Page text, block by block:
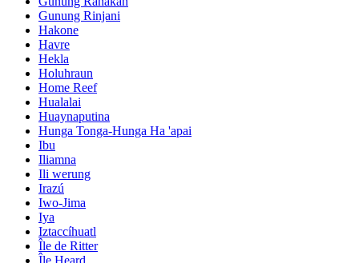
Gunung Rinjani
Hakone
Havre
Hekla
Holuhraun
Home Reef
Hualalai
Huaynaputina
Hunga Tonga-Hunga Ha 'apai
Ibu
Iliamna
Ili werung
Irazú
Iwo-Jima
Iya
Iztaccíhuatl
Île de Ritter